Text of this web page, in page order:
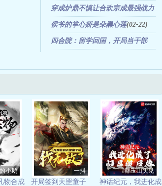
穿成炉鼎不慎让合欢宗成最强战力
(01-16)
侯爷的掌心娇是朵黑心莲(02-22)
四合院：留学回国，开局当干部
小鹅
物合成
一抖
开局签到天罡童子
群玉山头见
神话纪元，我进化成